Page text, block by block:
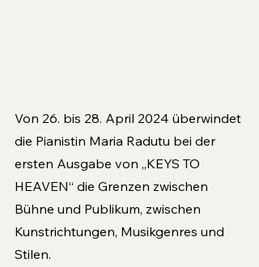
Von 26. bis 28. April 2024 überwindet
die Pianistin Maria Radutu bei der
ersten Ausgabe von „KEYS TO
HEAVEN“ die Grenzen zwischen
Bühne und Publikum, zwischen
Kunstrichtungen, Musikgenres und
Stilen.